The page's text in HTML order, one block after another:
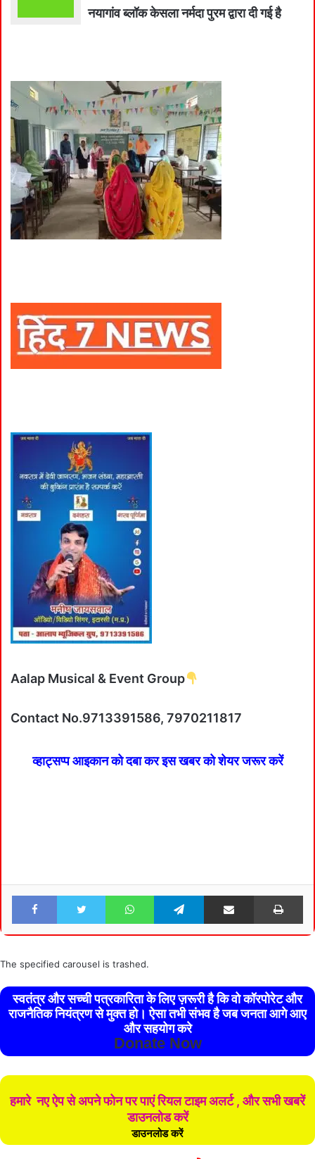
नयागांव ब्लॉक केसला नर्मदा पुरम द्वारा दी गई है
Aalap Musical & Event Group
Contact No.9713391586, 7970211817
व्हाट्सप्प आइकान को दबा कर इस खबर को शेयर जरूर करें
Facebook Twitter WhatsApp Telegram Share via Email
The specified carousel is trashed.
स्वतंत्र और सच्ची पत्रकारिता के लिए ज़रूरी है कि वो कॉरपोरेट और
राजनैतिक नियंत्रण से मुक्त हो। ऐसा तभी संभव है जब जनता आगे आए
और सहयोग करे
Donate Now
हमारे नए ऐप से अपने फोन पर पाएं रियल टाइम अलर्ट , और सभी खबरें
डाउनलोड करें
डाउनलोड करें